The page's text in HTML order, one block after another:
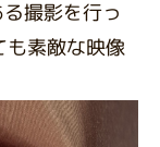
撮影を行っ
も素敵な映像